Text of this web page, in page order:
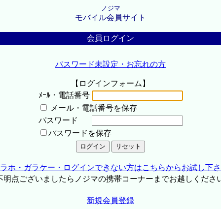
ノジマ
モバイル会員サイト
会員ログイン
パスワード未設定・お忘れの方
【ログインフォーム】
ﾒｰﾙ・電話番号
メール・電話番号を保存
パスワード
パスワードを保存
ホ・ガラケー・ログインできない方はこちらからお試し下
点ございましたらノジマの携帯コーナーまでお越しくださ
新規会員登録